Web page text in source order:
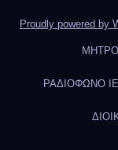
Proudly powered by
ΡΑΔΙΟΦΩΝΟ